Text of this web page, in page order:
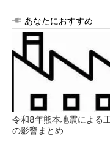
あなたにおすすめ
令和8年熊本地震による
の影響まとめ